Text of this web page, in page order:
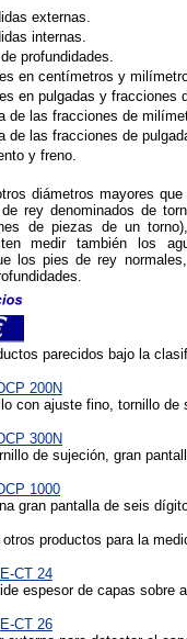
externas.
internas.
profundidades.
en centímetros y
en pulgadas y fracciones
de las fracciones de
de las fracciones de
y freno.
diámetros mayores
rey denominados de
de piezas de un
medir también los
los pies de rey
parecidos bajo la
200N
con ajuste fino, tornillo
300N
de sujeción, gran
1000
gran pantalla de seis
productos para la
CT 24
espesor de capas sobre
CT 26